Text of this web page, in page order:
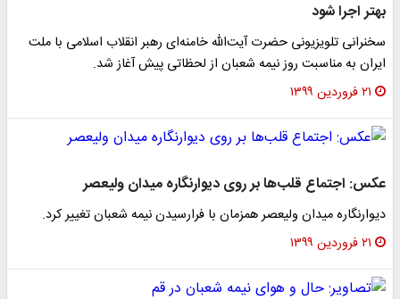
بهتر اجرا شود
سخنرانی تلویزیونی حضرت آیت‌الله خامنه‌ای رهبر انقلاب اسلامی با ملت
ایران به مناسبت روز نیمه شعبان از لحظاتی پیش آغاز شد.
۲۱ فروردین ۱۳۹۹
عکس: اجتماع قلب‌ها بر روی دیوارنگاره میدان ولیعصر
دیوارنگاره میدان ولیعصر همزمان با فرارسیدن نیمه شعبان تغییر کرد.
۲۱ فروردین ۱۳۹۹